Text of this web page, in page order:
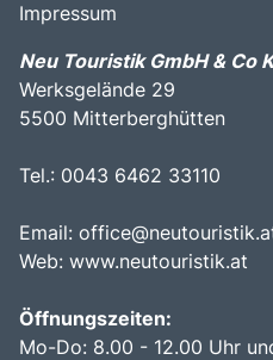
Impressum
Neu Touristik GmbH & Co
Werksgelände 29
5500 Mitterberghütten
Tel.: 0043 6462 33110
Email:
Web: www.neutouristik.at
Öffnungszeiten:
Mo-Do: 8.00 - 12.00 Uhr